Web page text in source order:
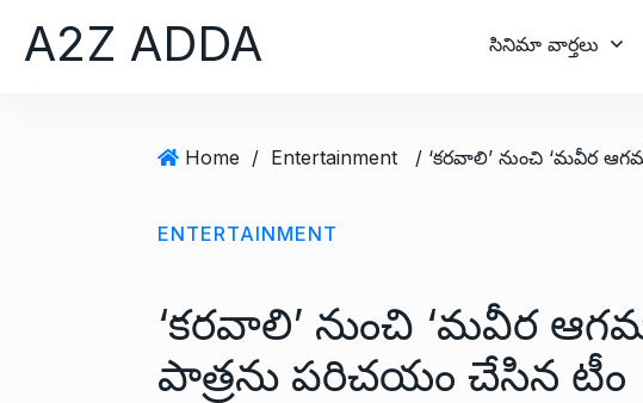
A2Z ADDA సినిమా వార్తలు
Home / Entertainment
ENTERTAINMENT
‘కరవాలి’ నుంచి ‘మవీర
పాత్రను పరిచయం చేసిన టీం